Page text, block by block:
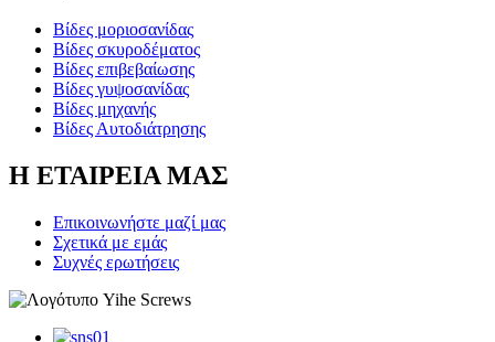
Βίδες μοριοσανίδας
Βίδες σκυροδέματος
Βίδες επιβεβαίωσης
Βίδες γυψοσανίδας
Βίδες μηχανής
Βίδες Αυτοδιάτρησης
Η ΕΤΑΙΡΕΙΑ ΜΑΣ
Επικοινωνήστε μαζί μας
Σχετικά με εμάς
Συχνές ερωτήσεις